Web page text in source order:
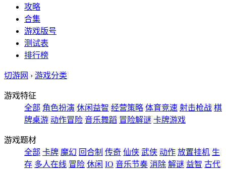
攻略
合集
游戏版号
测试表
排行榜
切游网 › 游戏分类
游戏特征
全部 角色扮演 休闲益智 经营策略 体育竞速 射击枪战 棋
牌桌游 动作冒险 音乐舞蹈 冒险解谜 卡牌游戏
游戏题材
全部 卡牌 魔幻 回合制 传奇 仙侠 武侠 动作 放置挂机 生
存 多人在线 冒险 休闲 IO 音乐节奏 消除 解谜 益智 古代